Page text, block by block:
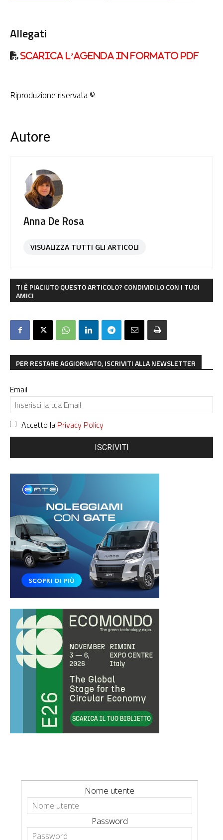
Allegati
Scarica l’Agenda in formato PDF
Riproduzione riservata ©
Autore
Anna De Rosa
VISUALIZZA TUTTI GLI ARTICOLI
TI È PIACIUTO QUESTO ARTICOLO? CONDIVIDILO CON I TUOI
AMICI
PER RESTARE AGGIORNATO, ISCRIVITI ALLA NEWSLETTER
Email
Accetto la Privacy Policy
ISCRIVITI
Nome utente
Password